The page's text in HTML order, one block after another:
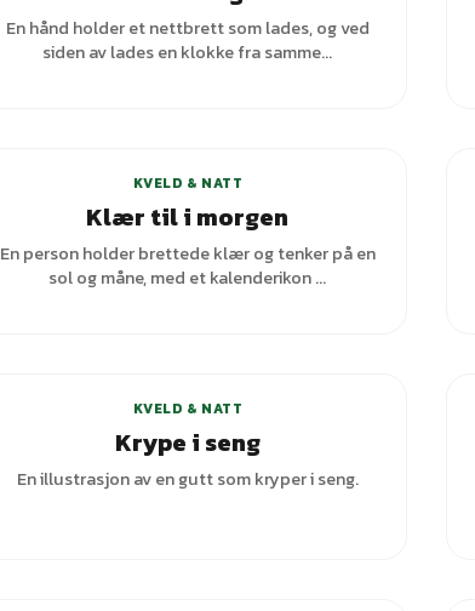
En hånd holder et nettbrett som lades, og ved
siden av lades en klokke fra samme...
KVELD & NATT
Klær til i morgen
En person holder brettede klær og tenker på en
sol og måne, med et kalenderikon ...
KVELD & NATT
Krype i seng
En illustrasjon av en gutt som kryper i seng.